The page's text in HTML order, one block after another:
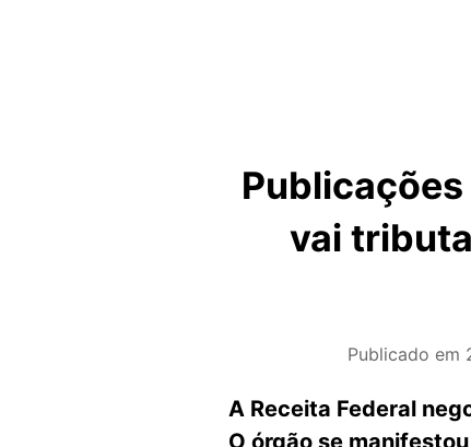
vai
Publicado em
A Receita Federal
O órgão se